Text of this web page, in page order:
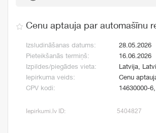
Cenu aptauja par automašīnu
Izsludināšanas datums:
28.05.2026
Pieteikšanās termiņš:
16.06.2026
Izpildes/piegādes vieta:
Latvija,
Iepirkuma veids:
Cenu
CPV kodi:
14630000-
Iepirkumi.lv ID: 5404827